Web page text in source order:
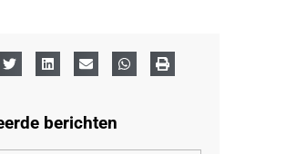
berichten